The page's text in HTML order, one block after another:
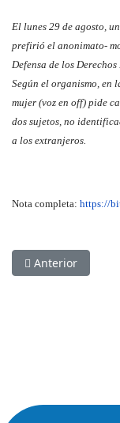
El lunes 29 de agosto,
prefirió el anonimato-
Defensa de los Derechos
Según el organismo, en
mujer (voz en off) pide
dos sujetos, no
a los extranjeros.
Nota completa: https://
Artículo anterior:
Anterior